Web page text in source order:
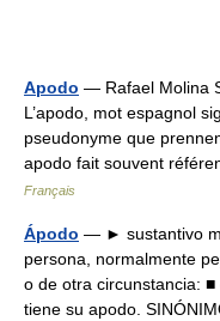
Apodo — Rafael Molina
L’apodo, mot espagnol
pseudonyme que
apodo fait souvent
Français
Ápodo — ► sustantivo
persona, normalmente
o de otra circunstancia:
tiene su apodo.